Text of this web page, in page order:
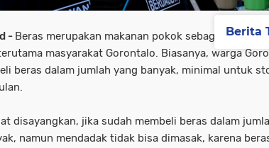
- Beras merupakan makanan pokok sebagian besar
masyarakat Gorontalo. Biasanya, warga
beras dalam jumlah yang banyak, minimal untuk
disayangkan, jika sudah membeli beras dalam
namun mendadak tidak bisa dimasak, karena
Berita